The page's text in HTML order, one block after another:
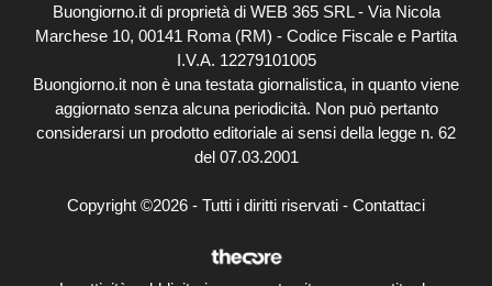
Buongiorno.it di proprietà di WEB 365 SRL - Via Nicola
Marchese 10, 00141 Roma (RM) - Codice Fiscale e Partita
I.V.A. 12279101005
Buongiorno.it non è una testata giornalistica, in quanto viene
aggiornato senza alcuna periodicità. Non può pertanto
considerarsi un prodotto editoriale ai sensi della legge n. 62
del 07.03.2001
Copyright ©2026 - Tutti i diritti riservati - Contattaci